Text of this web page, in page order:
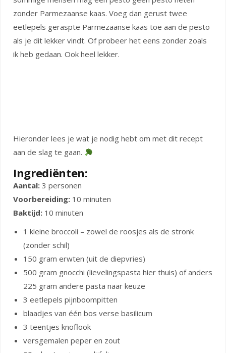
zonder Parmezaanse kaas. Voeg dan gerust twee
eetlepels geraspte Parmezaanse kaas toe aan de pesto
als je dit lekker vindt. Of probeer het eens zonder zoals
ik heb gedaan. Ook heel lekker.
Hieronder lees je wat je nodig hebt om met dit recept
aan de slag te gaan.
Ingrediënten:
Aantal: 3 personen
Voorbereiding: 10 minuten
Baktijd: 10 minuten
1 kleine broccoli – zowel de roosjes als de stronk
(zonder schil)
150 gram erwten (uit de diepvries)
500 gram gnocchi (lievelingspasta hier thuis) of anders
225 gram andere pasta naar keuze
3 eetlepels pijnboompitten
blaadjes van één bos verse basilicum
3 teentjes knoflook
versgemalen peper en zout